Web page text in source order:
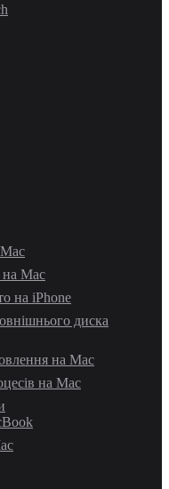
на Mac
на iPhone
диска
на Mac
на Mac